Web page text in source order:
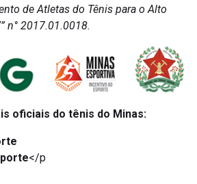
de Atletas do Tênis para o Alto
n° 2017.01.0018.
oficiais do tênis do Minas:
</p